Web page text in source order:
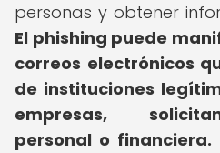
personas y obtener
El phishing puede
correos electrónicos
de instituciones
empresas,
personal o financiera.